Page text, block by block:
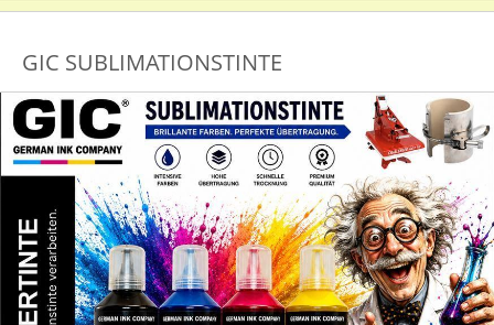
GIC SUBLIMATIONSTINTE